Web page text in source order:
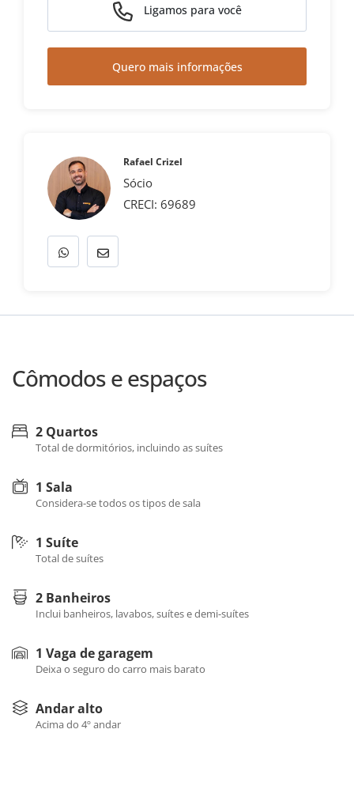
Ligamos para você
Quero mais informações
Rafael Crizel
Sócio
CRECI: 69689
Cômodos e espaços
2 Quartos
Total de dormitórios, incluindo as suítes
1 Sala
Considera-se todos os tipos de sala
1 Suíte
Total de suítes
2 Banheiros
Inclui banheiros, lavabos, suítes e demi-suítes
1 Vaga de garagem
Deixa o seguro do carro mais barato
Andar alto
Acima do 4º andar